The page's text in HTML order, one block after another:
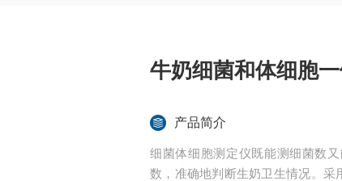
牛奶细菌和体细胞
产品简介
细菌体细胞测定仪既能测细菌数
数，准确地判断生奶卫生情况。采